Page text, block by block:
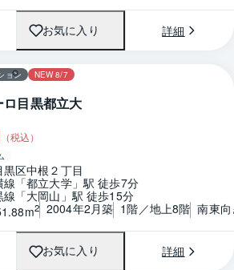
お気に入り 詳細
1 / 0 間取り
ョン NEW 8/7
ロ目黒都立大
（税込）
区中根２丁目
線「都立大学」駅 徒歩7分
線「大岡山」駅 徒歩15分
2 2004年2月築 1階／地上8階 南東
お気に入り 詳細
1 / 0 間取り